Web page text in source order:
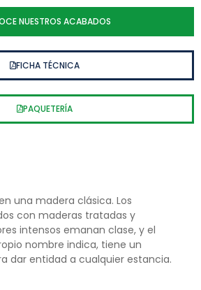
NUESTROS ACABADOS
FICHA TÉCNICA
PAQUETERÍA
una madera clásica. Los
con maderas tratadas y
intensos emanan clase, y el
nombre indica, tiene un
dar entidad a cualquier estancia.